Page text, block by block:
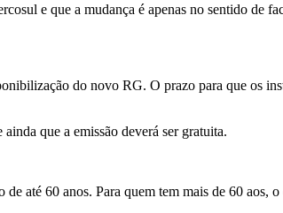
e que a mudança é apenas no sentido de
do novo RG. O prazo para que os
ainda que a emissão deverá ser gratuita.
de até 60 anos. Para quem tem mais de 60 aos,